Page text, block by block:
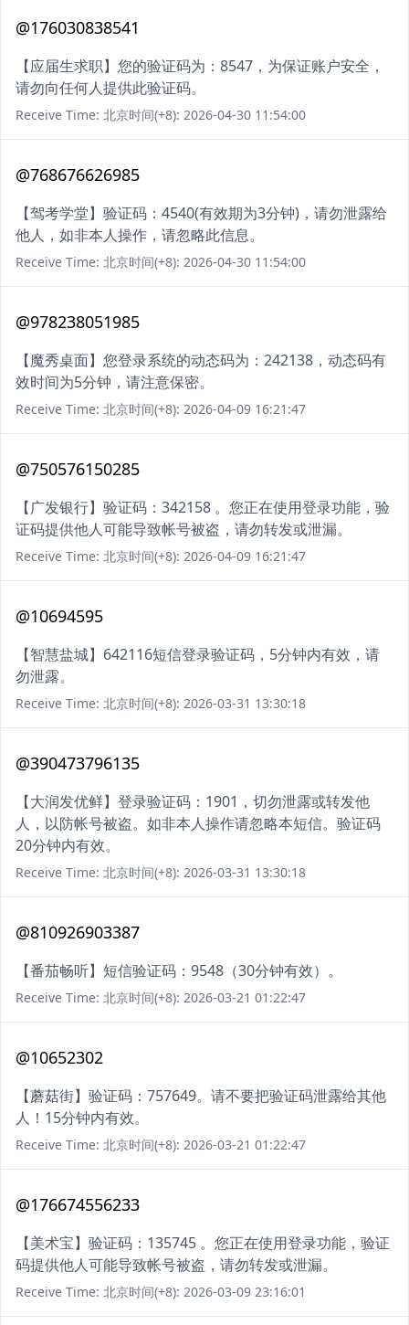
@176030838541
【应届生求职】您的验证码为：8547，为保证账户安全，
请勿向任何人提供此验证码。
Receive Time: 北京时间(+8): 2026-04-30 11:54:00
@768676626985
【驾考学堂】验证码：4540(有效期为3分钟)，请勿泄露给
他人，如非本人操作，请忽略此信息。
Receive Time: 北京时间(+8): 2026-04-30 11:54:00
@978238051985
【魔秀桌面】您登录系统的动态码为：242138，动态码有
效时间为5分钟，请注意保密。
Receive Time: 北京时间(+8): 2026-04-09 16:21:47
@750576150285
【广发银行】验证码：342158 。您正在使用登录功能，验
证码提供他人可能导致帐号被盗，请勿转发或泄漏。
Receive Time: 北京时间(+8): 2026-04-09 16:21:47
@10694595
【智慧盐城】642116短信登录验证码，5分钟内有效，请
勿泄露。
Receive Time: 北京时间(+8): 2026-03-31 13:30:18
@390473796135
【大润发优鲜】登录验证码：1901，切勿泄露或转发他
人，以防帐号被盗。如非本人操作请忽略本短信。验证码
20分钟内有效。
Receive Time: 北京时间(+8): 2026-03-31 13:30:18
@810926903387
【番茄畅听】短信验证码：9548（30分钟有效）。
Receive Time: 北京时间(+8): 2026-03-21 01:22:47
@10652302
【蘑菇街】验证码：757649。请不要把验证码泄露给其他
人！15分钟内有效。
Receive Time: 北京时间(+8): 2026-03-21 01:22:47
@176674556233
【美术宝】验证码：135745 。您正在使用登录功能，验证
码提供他人可能导致帐号被盗，请勿转发或泄漏。
Receive Time: 北京时间(+8): 2026-03-09 23:16:01